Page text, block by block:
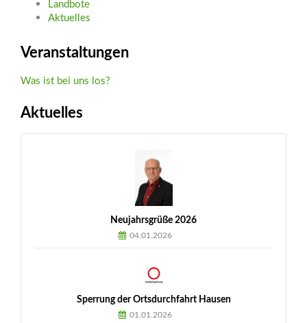
Landbote
Aktuelles
Veranstaltungen
Was ist bei uns los?
Aktuelles
Neujahrsgrüße 2026
04.01.2026
Sperrung der Ortsdurchfahrt Hausen
01.01.2026